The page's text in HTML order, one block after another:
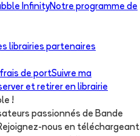
InfinityNotre programme de
librairies partenaires
de portSuivre ma
et retirer en librairie
!
passionnés de Bande
nous en téléchargeant